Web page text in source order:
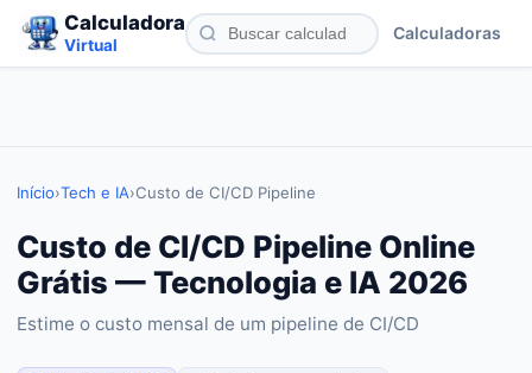
Calculadora
Virtual
Calculadoras
Início›Tech e IA›Custo de CI/CD Pipeline
Custo de CI/CD Pipeline Online
Grátis — Tecnologia e IA 2026
Estime o custo mensal de um pipeline de CI/CD